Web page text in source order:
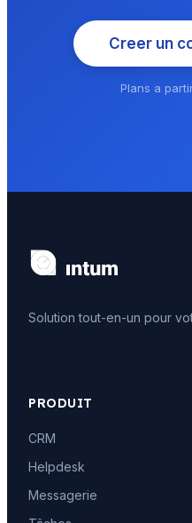
Creer un
Plans a
Solution tout-en-un pour
PRODUIT
CRM
Helpdesk
Messagerie